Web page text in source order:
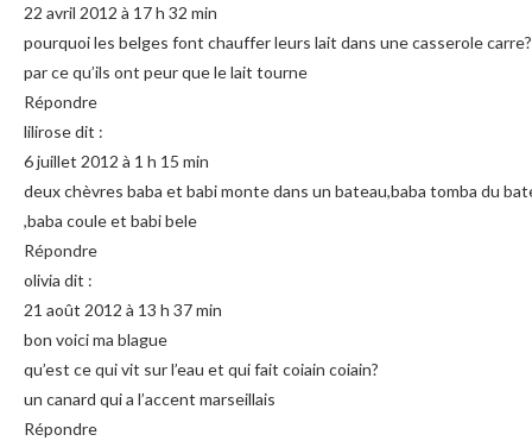
22 avril 2012 à 17 h 32 min
pourquoi les belges font chauffer leurs lait dans une casserole carre?
par ce qu’ils ont peur que le lait tourne
Répondre
lilirose dit :
6 juillet 2012 à 1 h 15 min
deux chèvres baba et babi monte dans un bateau,baba tomba du
,baba coule et babi bele
Répondre
olivia dit :
21 août 2012 à 13 h 37 min
bon voici ma blague
qu’est ce qui vit sur l’eau et qui fait coiain coiain?
un canard qui a l’accent marseillais
Répondre